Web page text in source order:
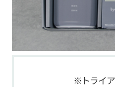
※トライ